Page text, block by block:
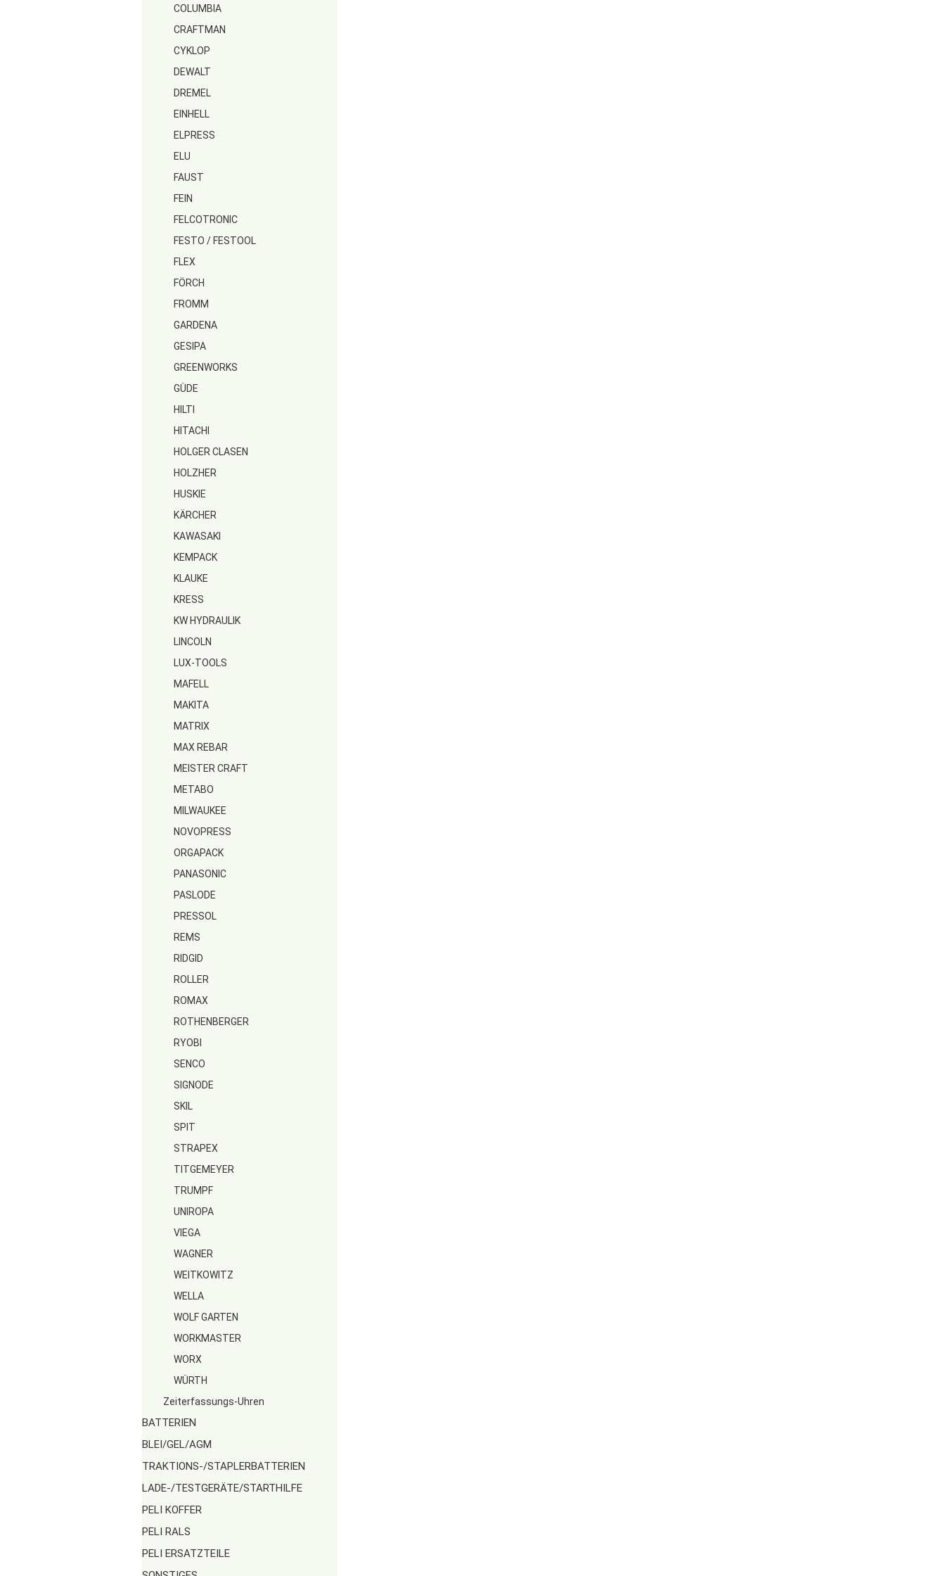
COLUMBIA
CRAFTMAN
CYKLOP
DEWALT
DREMEL
EINHELL
ELPRESS
ELU
FAUST
FEIN
FELCOTRONIC
FESTO / FESTOOL
FLEX
FÖRCH
FROMM
GARDENA
GESIPA
GREENWORKS
GÜDE
HILTI
HITACHI
HOLGER CLASEN
HOLZHER
HUSKIE
KÄRCHER
KAWASAKI
KEMPACK
KLAUKE
KRESS
KW HYDRAULIK
LINCOLN
LUX-TOOLS
MAFELL
MAKITA
MATRIX
MAX REBAR
MEISTER CRAFT
METABO
MILWAUKEE
NOVOPRESS
ORGAPACK
PANASONIC
PASLODE
PRESSOL
REMS
RIDGID
ROLLER
ROMAX
ROTHENBERGER
RYOBI
SENCO
SIGNODE
SKIL
SPIT
STRAPEX
TITGEMEYER
TRUMPF
UNIROPA
VIEGA
WAGNER
WEITKOWITZ
WELLA
WOLF GARTEN
WORKMASTER
WORX
WÜRTH
Zeiterfassungs-Uhren
BATTERIEN
BLEI/GEL/AGM
TRAKTIONS-/STAPLERBATTERIEN
LADE-/TESTGERÄTE/STARTHILFE
PELI KOFFER
PELI RALS
PELI ERSATZTEILE